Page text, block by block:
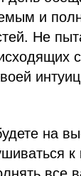
и
Не
на